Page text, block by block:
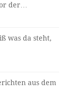
der…
was da steht,
aus dem